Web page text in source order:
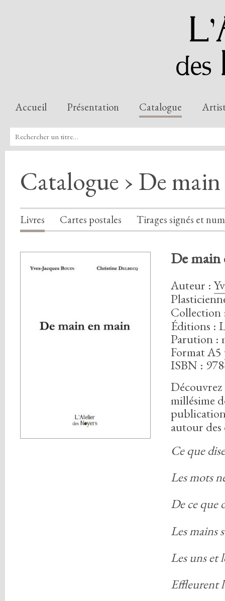
Accueil Présentation Catalogue
Catalogue › De
Livres Cartes postales Tirages signés et
De main
Auteur :
Collection
Éditions :
Parution :
Format
ISBN :
Découvrez
millésime
autour
Ce que
Les mots
De ce que
Les mains
Les uns et
Effleurent